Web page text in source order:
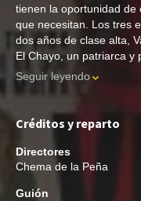
tienen la oportunidad de
que necesitan. Los tres
dos años de clase alta,
El Chayo, un patriarca y
Seguir leyendo
Créditos y reparto
Directores
Chema de la Peña
Guión